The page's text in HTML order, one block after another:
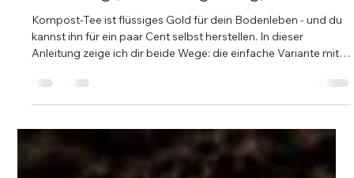
Kompost-Tee selber machen: Die
komplette Schritt-für-Schritt-
Anleitung (einfach & günstig)
Kompost-Tee ist flüssiges Gold für dein Bodenleben - und du
kannst ihn für ein paar Cent selbst herstellen. In dieser
meiner Fertigmischung und die Variante aus deinem eigenen
Gartenkompost. Schritt für Schritt, mit Rezept, exakten
Mengen und den Fehlern, die du unbedingt vermeiden solltest.